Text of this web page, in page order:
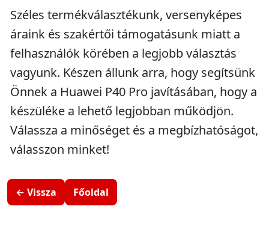
Széles termékválasztékunk, versenyképes
áraink és szakértői támogatásunk miatt a
felhasználók körében a legjobb választás
vagyunk. Készen állunk arra, hogy segítsünk
Önnek a Huawei P40 Pro javításában, hogy a
készüléke a lehető legjobban működjön.
Válassza a minőséget és a megbízhatóságot,
válasszon minket!
← Vissza Főoldal